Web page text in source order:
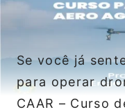
Se você já
para operar
CAAR – Curso